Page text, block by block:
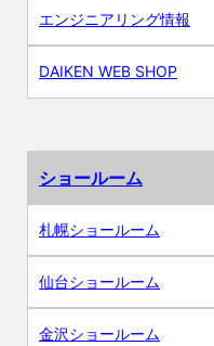
エンジニアリング情報
DAIKEN WEB SHOP
ショールーム
札幌ショールーム
仙台ショールーム
金沢ショールーム